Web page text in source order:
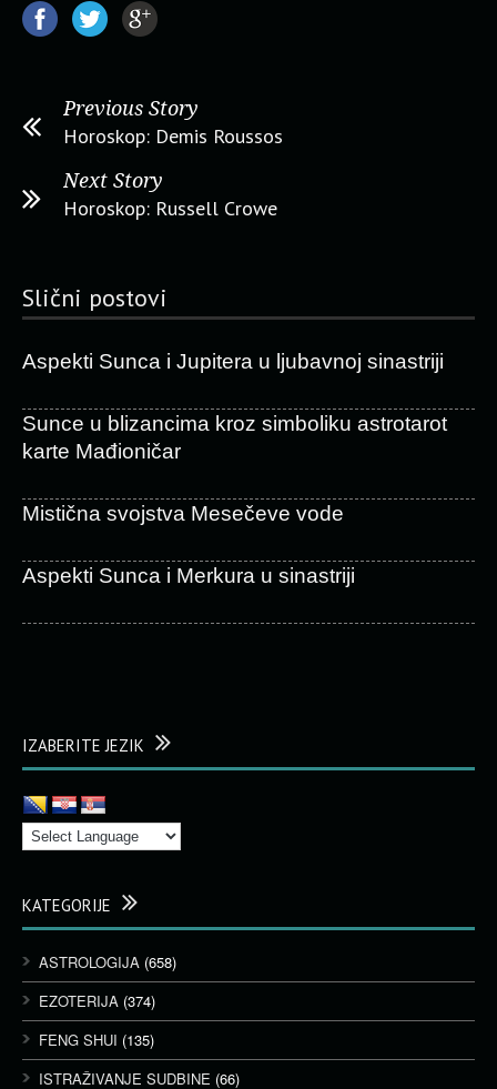
Previous Story
Horoskop: Demis Roussos
Next Story
Horoskop: Russell Crowe
Slični postovi
Aspekti Sunca i Jupitera u ljubavnoj sinastriji
Sunce u blizancima kroz simboliku astrotarot
karte Mađioničar
Mistična svojstva Mesečeve vode
Aspekti Sunca i Merkura u sinastriji
IZABERITE JEZIK
KATEGORIJE
ASTROLOGIJA (658)
EZOTERIJA (374)
FENG SHUI (135)
ISTRAŽIVANJE SUDBINE (66)